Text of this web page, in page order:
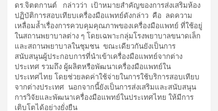
ดร.จิตตกานต์ กล่าวว่า เป้าหมายสำคัญของการส่งเสริมห้อง
ปฏิบัติการสอบเทียบเครื่องมือแพทย์ดังกล่าว คือ ลดความ
เหลื่อมล้ำเรื่องการควบคุมคุณภาพของเครื่องมือแพทย์ ที่ใช้อยู่
ในสถานพยาบาลต่าง ๆ โดยเฉพาะกลุ่มโรงพยาบาลขนาดเล็ก
และสถานพยาบาลในชุมชน ขณะเดียวกันยังเป็นการ
สนับสนุนผู้ประกอบการที่นำเข้าเครื่องมือแพทย์จากต่าง
ประเทศ รวมถึง ผู้ผลิตหรือพัฒนาเครื่องมือแพทย์ใน
ประเทศไทย โดยช่วยลดค่าใช้จ่ายในการใช้บริการสอบเทียบ
จากต่างประเทศ นอกจากนี้ยังเป็นการส่งเสริมและสนับสนุน
การวิจัยและพัฒนาเครื่องมือแพทย์ในประเทศไทย ให้มีการ
เติบโตได้อย่างยั่งยืน